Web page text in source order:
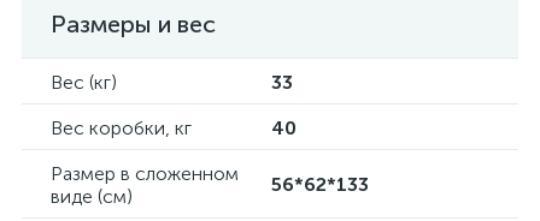
Размеры и вес
Вес (кг)
33
Вес коробки, кг
40
Размер в сложенном
виде (см)
56*62*133